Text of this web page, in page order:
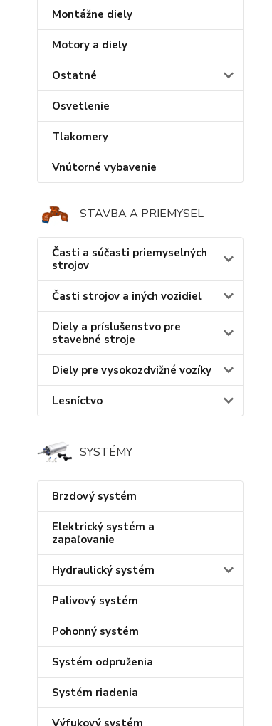
Montážne diely
Motory a diely
Ostatné
Osvetlenie
Tlakomery
Vnútorné vybavenie
STAVBA A PRIEMYSEL
Časti a súčasti priemyselných
strojov
Časti strojov a iných vozidiel
Diely a príslušenstvo pre
stavebné stroje
Diely pre vysokozdvižné vozíky
Lesníctvo
SYSTÉMY
Brzdový systém
Elektrický systém a
zapaľovanie
Hydraulický systém
Palivový systém
Pohonný systém
Systém odpruženia
Systém riadenia